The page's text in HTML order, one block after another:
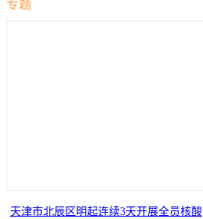
专题
天津市北辰区明起连续3天开展全员核酸